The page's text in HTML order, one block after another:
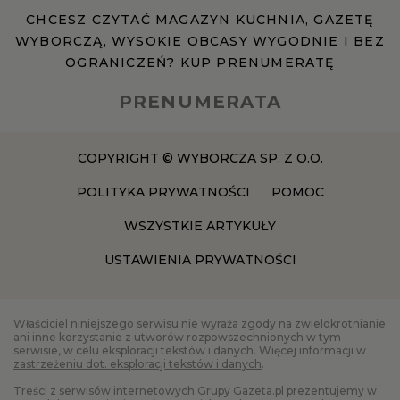
RZESZÓW
SOSNOWIEC
SZCZECIN
TRÓJMIASTO
WAŁBRZYCH
WARSZAWA
CHCESZ CZYTAĆ MAGAZYN KUCHNIA, GAZETĘ
WYBORCZĄ, WYSOKIE OBCASY WYGODNIE I BEZ
OGRANICZEŃ? KUP PRENUMERATĘ
PRENUMERATA
COPYRIGHT © WYBORCZA SP. Z O.O.
POLITYKA PRYWATNOŚCI POMOC
WSZYSTKIE ARTYKUŁY
USTAWIENIA PRYWATNOŚCI
Właściciel niniejszego serwisu nie wyraża zgody na zwielokrotnianie
ani inne korzystanie z utworów rozpowszechnionych w tym
serwisie, w celu eksploracji tekstów i danych. Więcej informacji w
zastrzeżeniu dot. eksploracji tekstów i danych.
Treści z serwisów internetowych Grupy Gazeta.pl prezentujemy w